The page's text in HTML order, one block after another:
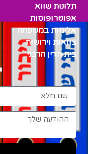
תלונות שווא
אפוטרופוסות
אלימות במשפחה
צוואות וירושות
בית הדין הרבני